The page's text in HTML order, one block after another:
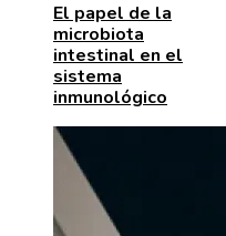
El papel de la
microbiota
intestinal en el
sistema
inmunológico